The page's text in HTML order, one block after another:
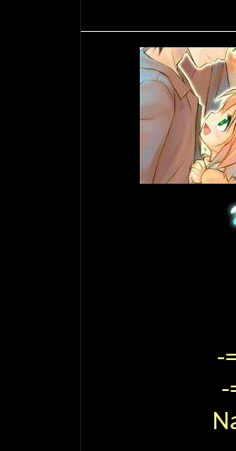
-
-